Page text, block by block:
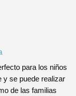
para los niños
y se puede realizar
de las familias